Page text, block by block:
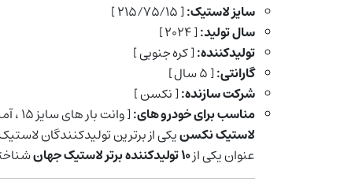
سایز لاستیک:[ ۲۱۵/۷۵/۱۵ ]
سال تولید:[ ۲۰۲۴ ]
تولیدکننده:[ کره جنوبی ]
گارانتی:[ ۵ سال ]
شرکت سازنده:[ نکسن ]
مناسب برای خودرو های:[ وانت بار های سایز ۱۵ ، آمبولانس ، خودرو های کلاسیک سایز ۱۵ ]
لاستیک نکسنیکی از برترین تولیدکنندگان
عنوان یکی از۱۰ تولیدکننده برتر لاستیک جهان